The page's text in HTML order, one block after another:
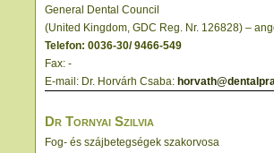
General Dental Council
(United Kingdom, GDC Reg. Nr. 126828) –
Telefon: 0036-30/ 9466-549
Fax: -
E-mail: Dr. Horvárh Csaba:
Dr Tornyai Szilvia
Fog- és szájbetegségek szakorvosa